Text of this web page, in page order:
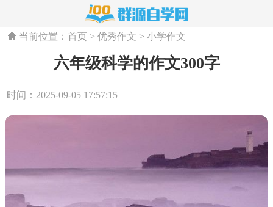
当前位置：首页 >优秀作文 >小学作文
六年级科学的作文300字
时间：2025-09-05 17:57:15